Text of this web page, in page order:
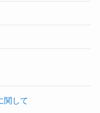
関して